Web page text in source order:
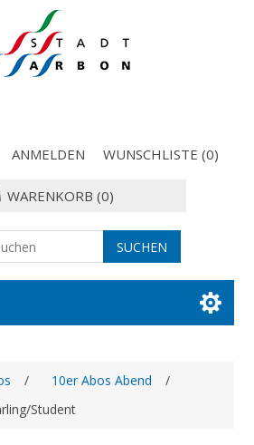
ANMELDEN WUNSCHLISTE (0)
WARENKORB (0)
/ 10er Abos Abend
/
Student